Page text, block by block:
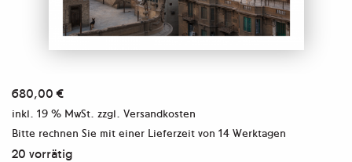
680,00€
inkl. 19 % MwSt. zzgl. Versandkosten
Bitte rechnen Sie mit einer Lieferzeit von 14 Werktagen
20 vorrätig